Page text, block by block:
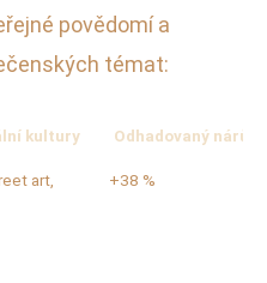
povědomí a
témat:
kultury Odhadovaný
art,
+38 %